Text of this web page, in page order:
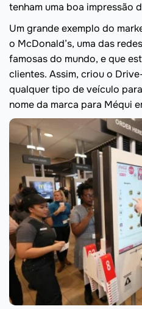
tenham uma boa impressão
Um grande exemplo do
o McDonald’s, uma das
famosas do mundo, e que
clientes. Assim, criou o
qualquer tipo de veículo
nome da marca para Méqui